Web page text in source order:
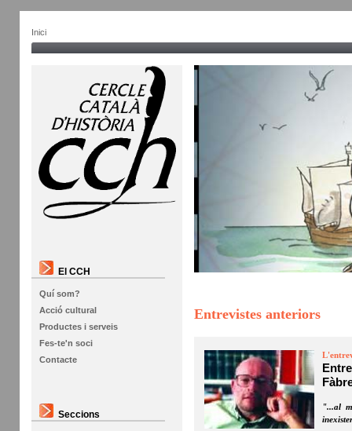
Inici
El CCH
Quí som?
Acció cultural
Productes i serveis
Fes-te'n soci
Contacte
Seccions
Entrevistes anteriors
"...al